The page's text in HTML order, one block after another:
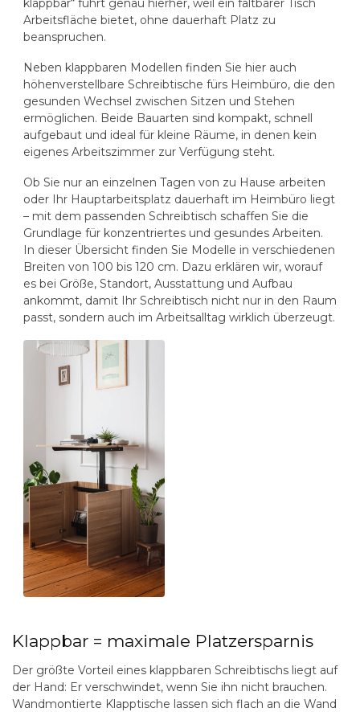
klappbar“ führt genau hierher, weil ein faltbarer Tisch
Arbeitsfläche bietet, ohne dauerhaft Platz zu
beanspruchen.
Neben klappbaren Modellen finden Sie hier auch
höhenverstellbare Schreibtische fürs Heimbüro, die den
gesunden Wechsel zwischen Sitzen und Stehen
ermöglichen. Beide Bauarten sind kompakt, schnell
aufgebaut und ideal für kleine Räume, in denen kein
eigenes Arbeitszimmer zur Verfügung steht.
Ob Sie nur an einzelnen Tagen von zu Hause arbeiten
oder Ihr Hauptarbeitsplatz dauerhaft im Heimbüro liegt
– mit dem passenden Schreibtisch schaffen Sie die
Grundlage für konzentriertes und gesundes Arbeiten.
In dieser Übersicht finden Sie Modelle in verschiedenen
Breiten von 100 bis 120 cm. Dazu erklären wir, worauf
es bei Größe, Standort, Ausstattung und Aufbau
ankommt, damit Ihr Schreibtisch nicht nur in den Raum
passt, sondern auch im Arbeitsalltag wirklich überzeugt.
Klappbar = maximale Platzersparnis
Der größte Vorteil eines klappbaren Schreibtischs liegt auf
der Hand: Er verschwindet, wenn Sie ihn nicht brauchen.
Wandmontierte Klapptische lassen sich flach an die Wand